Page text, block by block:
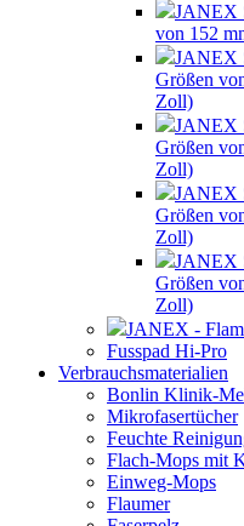
JANEX
von 152
JANEX
Größen
Zoll)
JANEX
Größen
Zoll)
JANEX
Größen
Zoll)
JANEX
Größen
Zoll)
JANEX -
Fusspad Hi-Pro
Verbrauchsmaterialien
Bonlin Klinik-
Mikrofasertücher
Feuchte
Flach-Mops mit
Einweg-Mops
Flaumer